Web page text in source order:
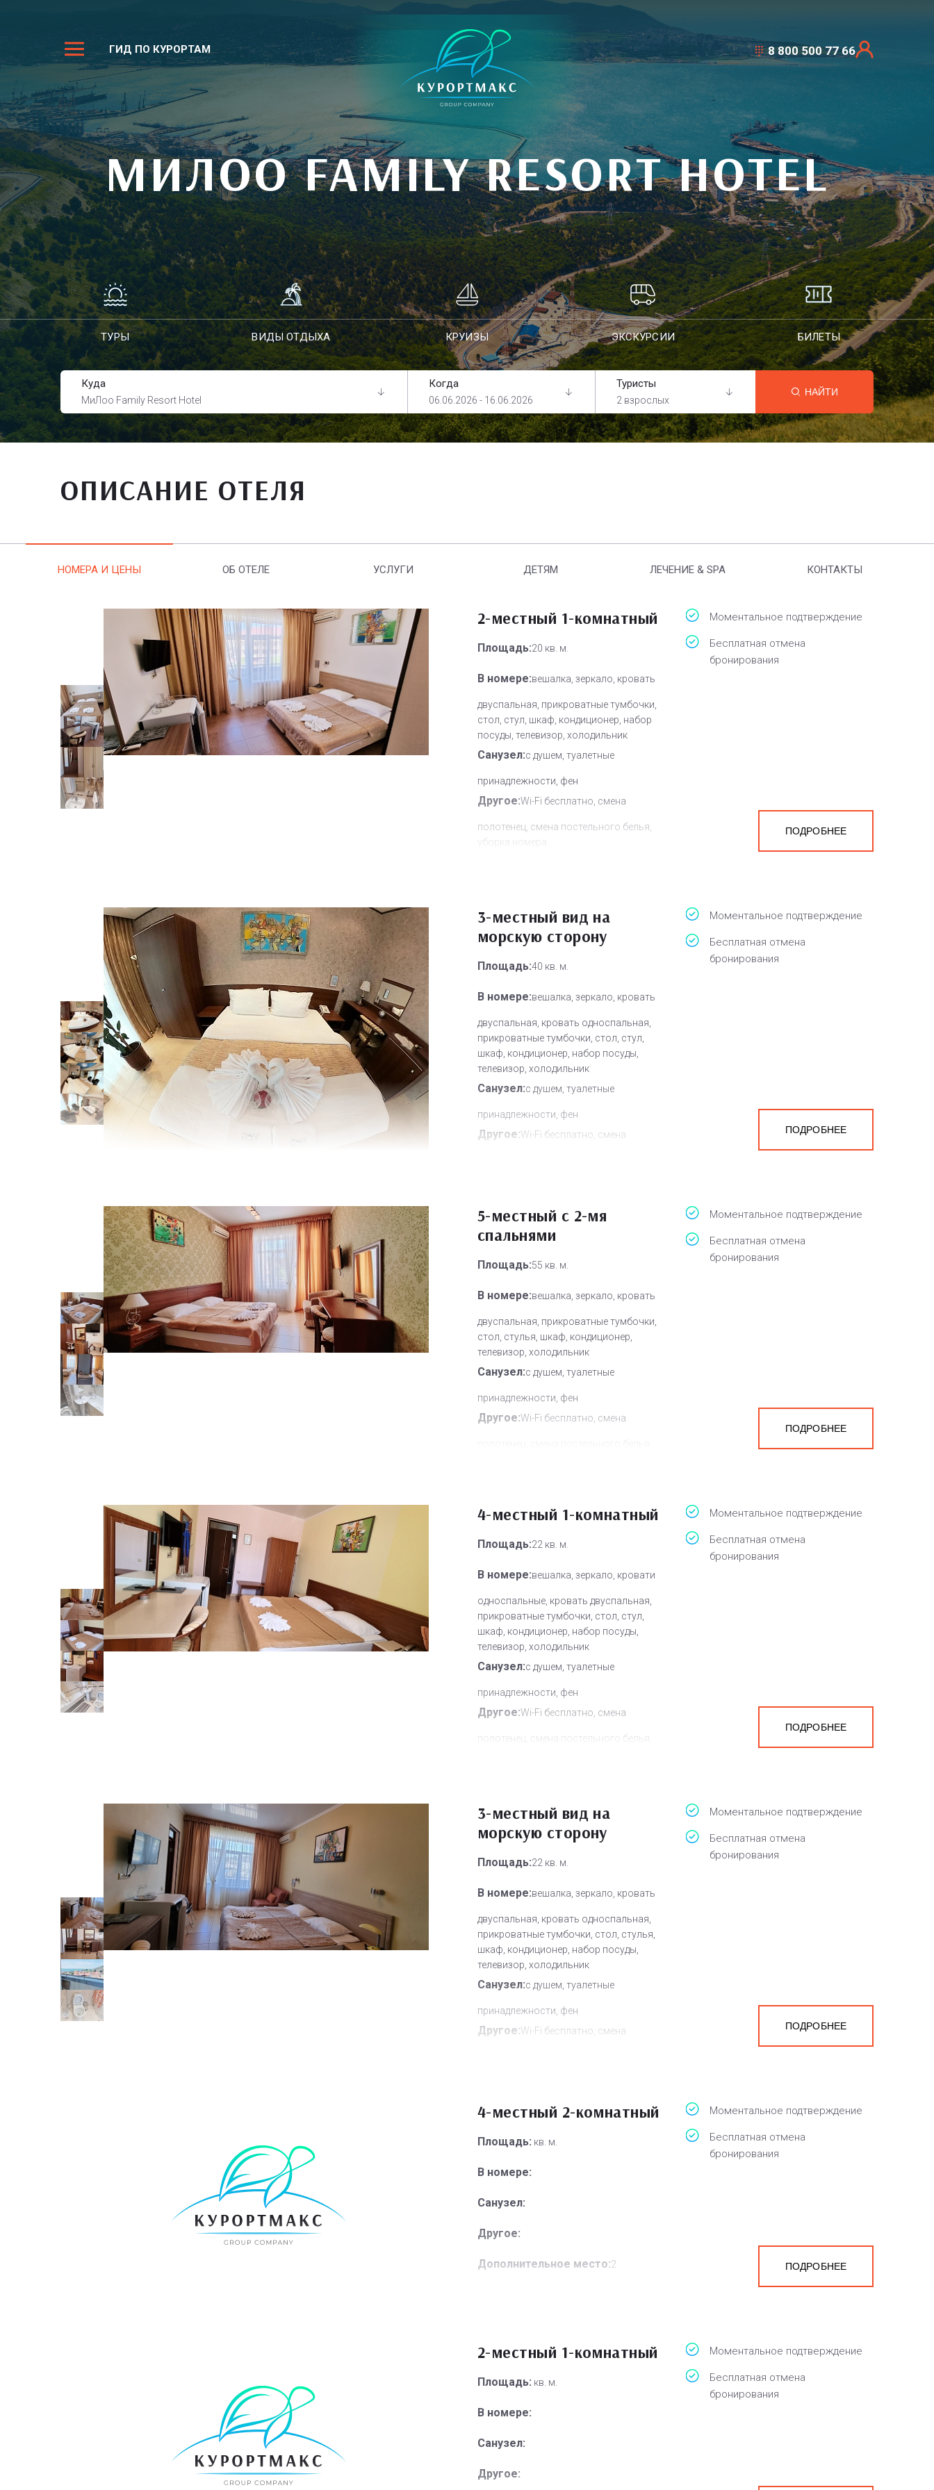
ГИД ПО КУРОРТАМ 8 800 500 77 66
МИЛОО FAMILY RESORT HOTEL
ТУРЫ ВИДЫ ОТДЫХА КРУИЗЫ ЭКСКУРСИИ БИЛЕТЫ
Куда
МиЛоо Family Resort Hotel
Когда
06.06.2026 - 16.06.2026
Туристы
2 взрослых
НАЙТИ
ОПИСАНИЕ ОТЕЛЯ
НОМЕРА И ЦЕНЫ ОБ ОТЕЛЕ УСЛУГИ ДЕТЯМ ЛЕЧЕНИЕ & SPA КОНТАКТЫ
2-местный 1-комнатный
Площадь:20 кв. м.
В номере:вешалка, зеркало, кровать
двуспальная, прикроватные тумбочки,
стол, стул, шкаф, кондиционер, набор
посуды, телевизор, холодильник
Санузел:с душем, туалетные
принадлежности, фен
Другое:Wi-Fi бесплатно, смена
полотенец, смена постельного белья,
уборка номера
Моментальное подтверждение
Бесплатная отмена
бронирования
ПОДРОБНЕЕ
3-местный вид на
морскую сторону
Площадь:40 кв. м.
В номере:вешалка, зеркало, кровать
двуспальная, кровать односпальная,
прикроватные тумбочки, стол, стул,
шкаф, кондиционер, набор посуды,
телевизор, холодильник
Санузел:с душем, туалетные
принадлежности, фен
Другое:Wi-Fi бесплатно, смена
Моментальное подтверждение
Бесплатная отмена
бронирования
ПОДРОБНЕЕ
5-местный с 2-мя
спальнями
Площадь:55 кв. м.
В номере:вешалка, зеркало, кровать
двуспальная, прикроватные тумбочки,
стол, стулья, шкаф, кондиционер,
телевизор, холодильник
Санузел:с душем, туалетные
принадлежности, фен
Другое:Wi-Fi бесплатно, смена
Моментальное подтверждение
Бесплатная отмена
бронирования
ПОДРОБНЕЕ
4-местный 1-комнатный
Площадь:22 кв. м.
В номере:вешалка, зеркало, кровати
односпальные, кровать двуспальная,
прикроватные тумбочки, стол, стул,
шкаф, кондиционер, набор посуды,
телевизор, холодильник
Санузел:с душем, туалетные
принадлежности, фен
Другое:Wi-Fi бесплатно, смена
полотенец, смена постельного белья,
Моментальное подтверждение
Бесплатная отмена
бронирования
ПОДРОБНЕЕ
3-местный вид на
морскую сторону
Площадь:22 кв. м.
В номере:вешалка, зеркало, кровать
двуспальная, кровать односпальная,
прикроватные тумбочки, стол, стулья,
шкаф, кондиционер, набор посуды,
телевизор, холодильник
Санузел:с душем, туалетные
принадлежности, фен
Другое:Wi-Fi бесплатно, смена
Моментальное подтверждение
Бесплатная отмена
бронирования
ПОДРОБНЕЕ
4-местный 2-комнатный
Площадь: кв. м.
В номере:
Санузел:
Другое:
Дополнительное место:2
Моментальное подтверждение
Бесплатная отмена
бронирования
ПОДРОБНЕЕ
2-местный 1-комнатный
Площадь: кв. м.
В номере:
Санузел:
Другое:
Моментальное подтверждение
Бесплатная отмена
бронирования